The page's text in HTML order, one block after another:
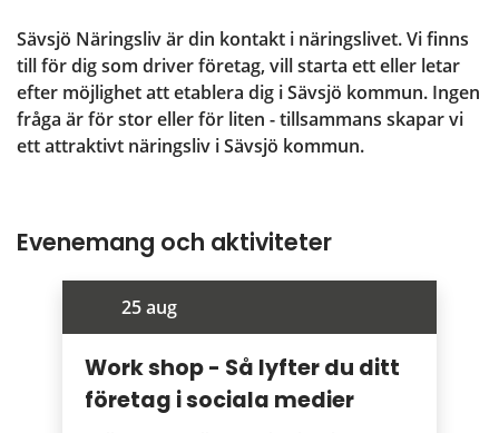
Sävsjö Näringsliv är din kontakt i näringslivet. Vi finns
till för dig som driver företag, vill starta ett eller letar
efter möjlighet att etablera dig i Sävsjö kommun. Ingen
fråga är för stor eller för liten - tillsammans skapar vi
ett attraktivt näringsliv i Sävsjö kommun.
Evenemang och aktiviteter
25 aug
Work shop - Så lyfter du ditt
företag i sociala medier